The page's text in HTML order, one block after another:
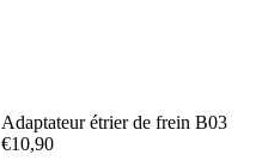
Adaptateur étrier de frein B03
€10,90